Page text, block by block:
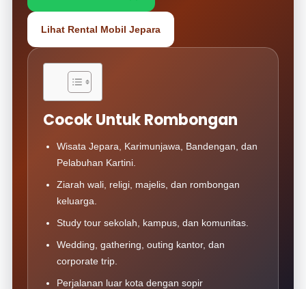
Lihat Rental Mobil Jepara
Cocok Untuk Rombongan
Wisata Jepara, Karimunjawa, Bandengan, dan
Pelabuhan Kartini.
Ziarah wali, religi, majelis, dan rombongan
keluarga.
Study tour sekolah, kampus, dan komunitas.
Wedding, gathering, outing kantor, dan
corporate trip.
Perjalanan luar kota dengan sopir